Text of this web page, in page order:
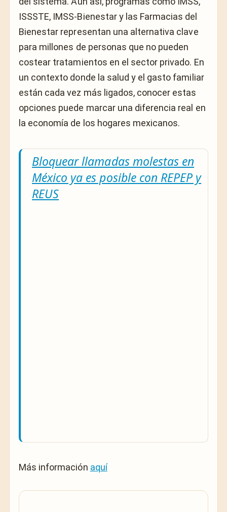
ISSSTE, IMSS-Bienestar y las Farmacias del
Bienestar representan una alternativa clave
para millones de personas que no pueden
costear tratamientos en el sector privado. En
un contexto donde la salud y el gasto familiar
están cada vez más ligados, conocer estas
opciones puede marcar una diferencia real en
la economía de los hogares mexicanos.
Bloquear llamadas molestas en
México ya es posible con REPEP y
REUS
Más información aquí